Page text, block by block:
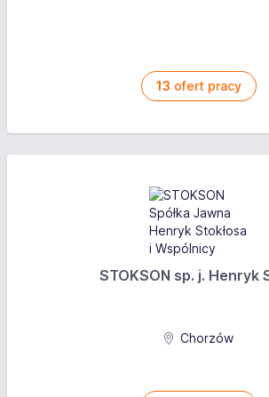
13 ofert pracy
STOKSON sp. j. Henryk
Chorzów